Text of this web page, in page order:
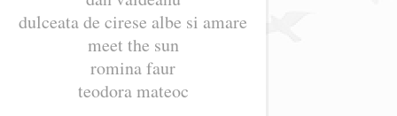
dulceata de cirese albe si amare
meet the sun
romina faur
teodora mateoc